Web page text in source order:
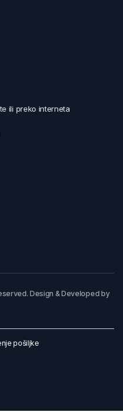
ili preko interneta
Design & Developed by
pošiljke